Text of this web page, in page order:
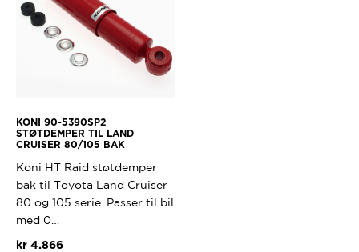
KONI 90-5390SP2
STØTDEMPER TIL LAND
CRUISER 80/105 BAK
Koni HT Raid støtdemper
bak til Toyota Land Cruiser
80 og 105 serie. Passer til bil
med 0…
kr4.866